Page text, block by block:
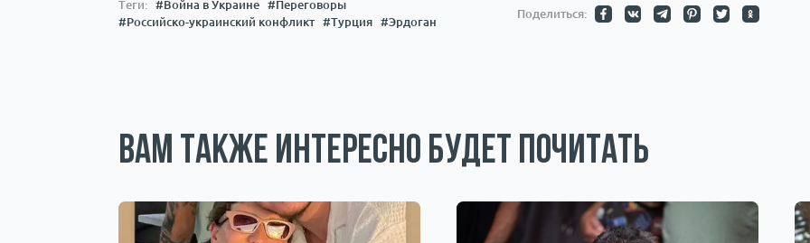
Теги: #Война в Украине
#Переговоры
#Российско-украинский конфликт
#Турция #Эрдоган
Поделиться:
Вам также интересно будет почитать